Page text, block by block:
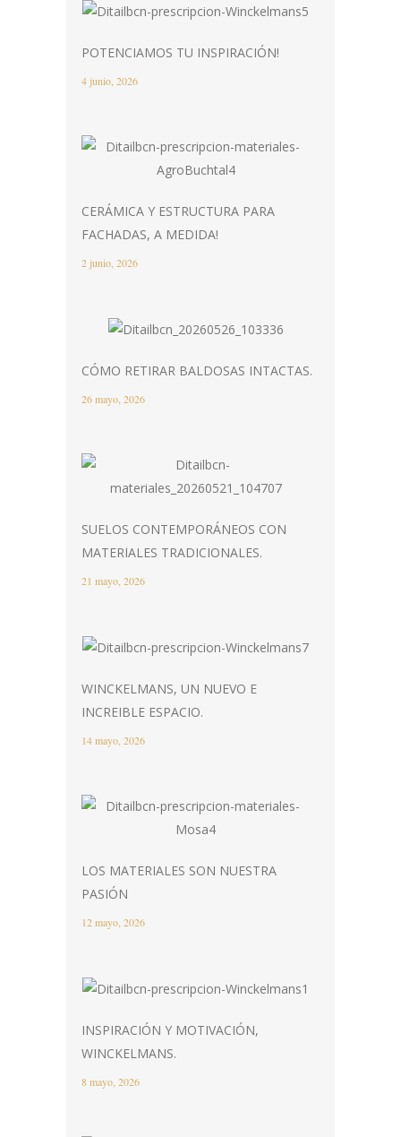
POTENCIAMOS TU INSPIRACIÓN!
4 junio, 2026
CERÁMICA Y ESTRUCTURA PARA
FACHADAS, A MEDIDA!
2 junio, 2026
CÓMO RETIRAR BALDOSAS INTACTAS.
26 mayo, 2026
SUELOS CONTEMPORÁNEOS CON
MATERIALES TRADICIONALES.
21 mayo, 2026
WINCKELMANS, UN NUEVO E
INCREIBLE ESPACIO.
14 mayo, 2026
LOS MATERIALES SON NUESTRA
PASIÓN
12 mayo, 2026
INSPIRACIÓN Y MOTIVACIÓN,
WINCKELMANS.
8 mayo, 2026